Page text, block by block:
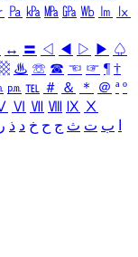
㎩ ㎪ ㎫ ㎬ ㏝ ㏐
㏓
↔ 〓 ◁ ◀ ▷ ▶ ♤
♨ ☏ ☎ ☜ ☞ ¶ †
㏘ ℡ ＃ ＆ ＊ ＠ ª º
Ⅵ Ⅶ Ⅷ Ⅸ Ⅹ
ب ت ث ج ح خ د ذ ر